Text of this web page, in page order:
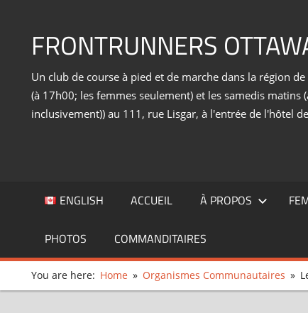
contentFRONTRUNNERS
Un club de course à pied et de marche dans la région
(à 17h00; les femmes seulement) et les samedis
inclusivement)) au 111, rue Lisgar, à l'entrée de l'hôtel
ENGLISH ACCUEIL À PROPOS
PHOTOS COMMANDITAIRES
You are here: Home Organismes Communautaires